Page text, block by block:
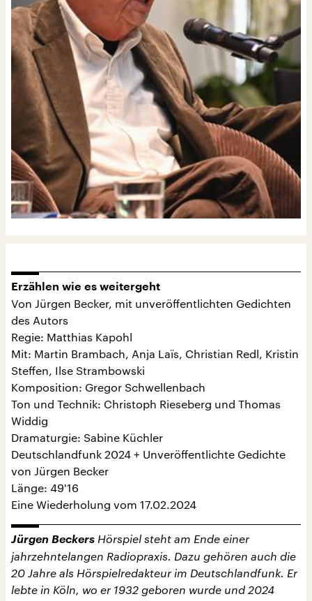
Erzählen wie es weitergeht
Von Jürgen Becker, mit unveröffentlichten Gedichten
des Autors
Regie: Matthias Kapohl
Mit: Martin Brambach, Anja Laïs, Christian Redl, Kristin
Steffen, Ilse Strambowski
Komposition: Gregor Schwellenbach
Ton und Technik: Christoph Rieseberg und Thomas
Widdig
Dramaturgie: Sabine Küchler
Deutschlandfunk 2024 + Unveröffentlichte Gedichte
von Jürgen Becker
Länge: 49'16
Eine Wiederholung vom 17.02.2024
Jürgen Beckers Hörspiel steht am Ende einer
jahrzehntelangen Radiopraxis. Dazu gehören auch die
20 Jahre als Hörspielredakteur im Deutschlandfunk. Er
lebte in Köln, wo er 1932 geboren wurde und 2024